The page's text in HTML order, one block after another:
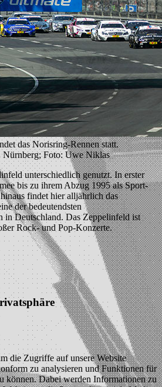
das Norisring-Rennen statt.
Foto: Uwe Niklas
unterschiedlich genutzt. In erster
bis zu ihrem Abzug 1995 als Sport-
findet hier alljährlich das
der bedeutendsten
in Deutschland. Das Zeppelinfeld ist
Rock- und Pop-Konzerte.
die Zugriffe auf unsere Website
zu analysieren und Funktionen für
können. Dabei werden Informationen zu